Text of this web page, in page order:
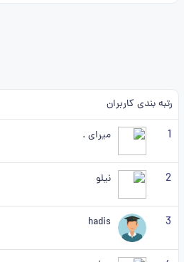
رتبه بندی کاربران
1 میرای .
2 نیلو
3
hadis